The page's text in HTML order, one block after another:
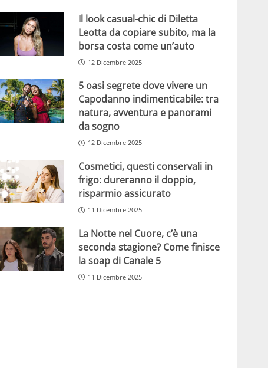
Il look casual-chic di Diletta
Leotta da copiare subito, ma la
borsa costa come un’auto
12 Dicembre 2025
5 oasi segrete dove vivere un
Capodanno indimenticabile: tra
natura, avventura e panorami
da sogno
12 Dicembre 2025
Cosmetici, questi conservali in
frigo: dureranno il doppio,
risparmio assicurato
11 Dicembre 2025
La Notte nel Cuore, c’è una
seconda stagione? Come finisce
la soap di Canale 5
11 Dicembre 2025